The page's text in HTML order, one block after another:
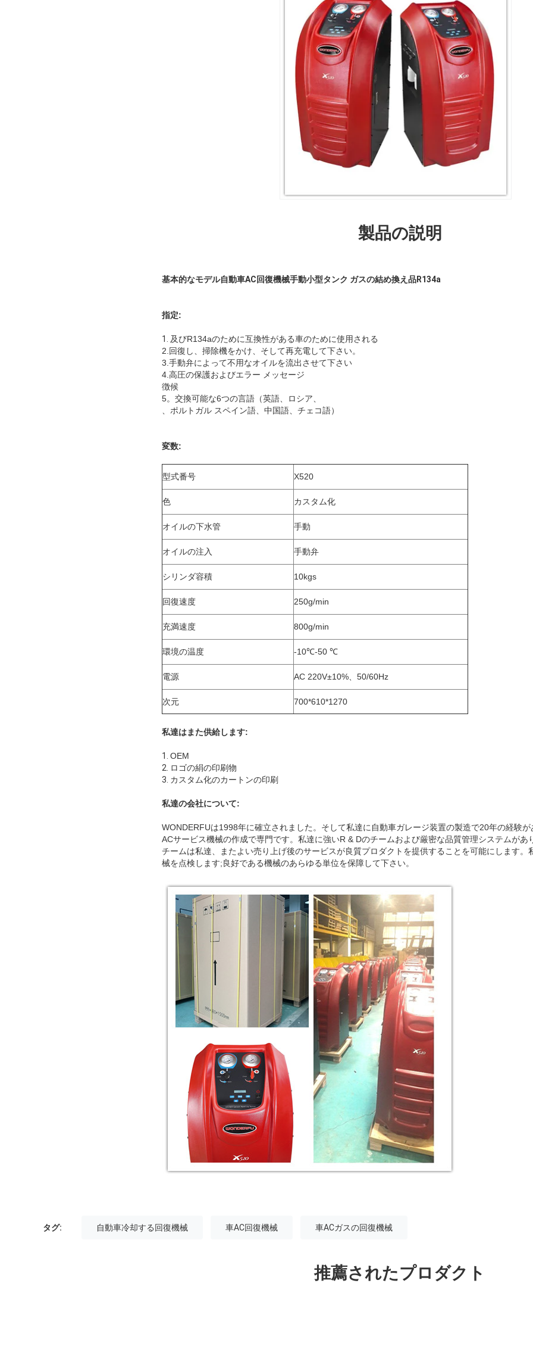
製品の説明
基本的なモデル自動車AC回復機械手動小型タンク ガスの結め換え品R134a
指定:
1. 及びR134aのために互換性がある車のために使用される
2.回復し、掃除機をかけ、そして再充電して下さい。
3.手動弁によって不用なオイルを流出させて下さい
4.高圧の保護およびエラー メッセージ
徴候
5。交換可能な6つの言語（英語、ロシア、
、ポルトガル スペイン語、中国語、チェコ語）
変数:
型式番号 X520
色 カスタム化
オイルの下水管 手動
オイルの注入 手動弁
シリンダ容積 10kgs
回復速度 250g/min
充満速度 800g/min
環境の温度 -10℃-50 ℃
電源 AC 220V±10%、50/60Hz
次元 700*610*1270
私達はまた供給します:
1. OEM
2. ロゴの絹の印刷物
3. カスタム化のカートンの印刷
私達の会社について:
WONDERFUは1998年に確立されました。そして私達に自動車ガレージ装置の製造で20年の経験
ACサービス機械の作成で専門です。私達に強いR & Dのチームおよび厳密な品質管理システムがあ
チームは私達、またよい売り上げ後のサービスが良質プロダクトを提供することを可能にします。
械を点検します;良好である機械のあらゆる単位を保障して下さい。
タグ: 自動車冷却する回復機械 車AC回復機械 車ACガスの回復機械
推薦されたプロダクト